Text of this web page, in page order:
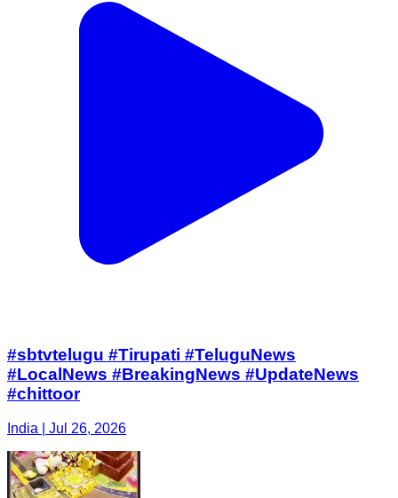
#sbtvtelugu #Tirupati #TeluguNews
#LocalNews #BreakingNews #UpdateNews
#chittoor
India | Jul 26, 2026